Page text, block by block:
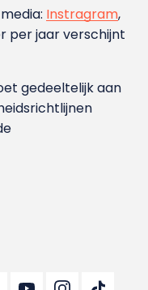
Instragram,
per jaar verschijnt
gedeeltelijk aan